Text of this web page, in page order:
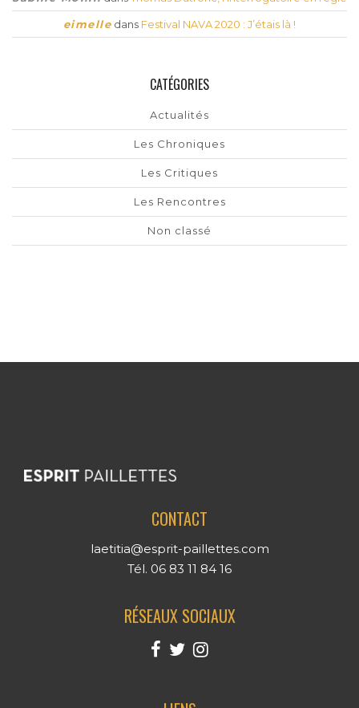
eimelle dans Festival NAVA 2020 : J’étais là !
CATÉGORIES
Actualités
Les Chroniques
Les Critiques
Les Rencontres
Non classé
CONTACT
laetitia@esprit-paillettes.com
Tél. 06 83 11 84 16
RÉSEAUX SOCIAUX